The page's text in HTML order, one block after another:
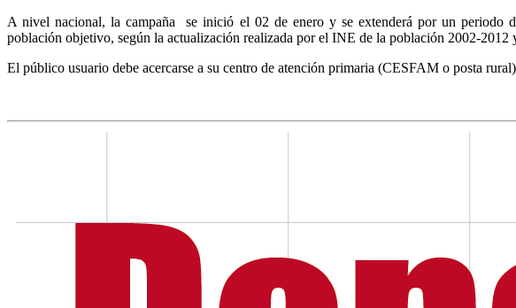
A nivel nacional, la campaña se inició el 02 de enero y se extenderá por un periodo
población objetivo, según la actualización realizada por el INE de la población 2002-2012
El público usuario debe acercarse a su centro de atención primaria (CESFAM o posta